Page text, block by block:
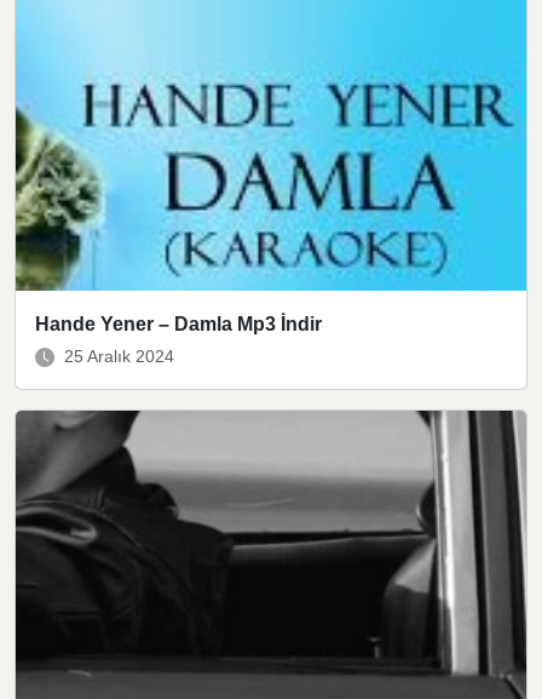
Hande Yener – Damla Mp3 İndir
25 Aralık 2024